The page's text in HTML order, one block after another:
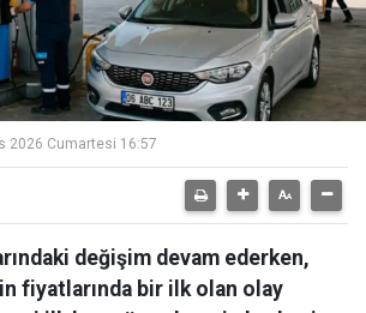
2026 Cumartesi 16:57
değişim devam ederken,
fiyatlarında bir ilk olan olay